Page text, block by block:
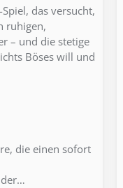
das versucht,
ruhigen,
– und die stetige
Böses will und
die einen sofort
der…